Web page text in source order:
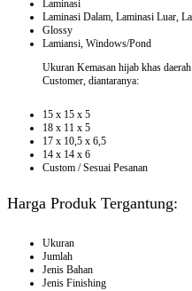
Laminasi
Laminasi Dalam, Laminasi Luar,
Glossy
Lamiansi, Windows/Pond
Ukuran Kemasan hijab khas
Customer, diantaranya:
15 x 15 x 5
18 x 11 x 5
17 x 10,5 x 6,5
14 x 14 x 6
Custom / Sesuai Pesanan
Harga Produk Tergantung:
Ukuran
Jumlah
Jenis Bahan
Jenis Finishing